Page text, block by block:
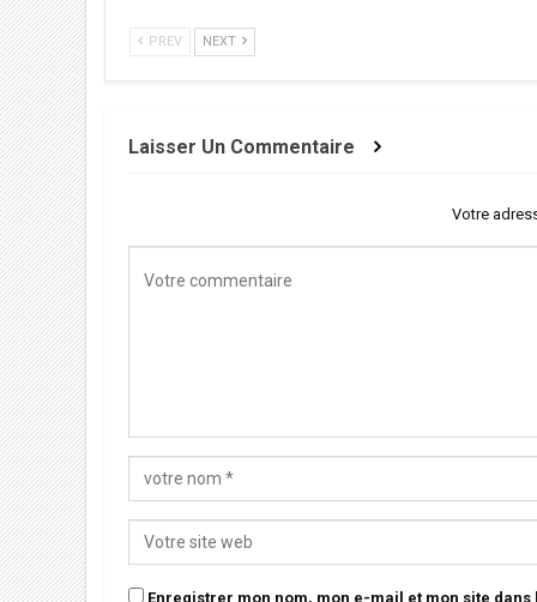
PREV NEXT
Laisser Un Commentaire
Votre
Enregistrer mon nom, mon e-mail et mon site